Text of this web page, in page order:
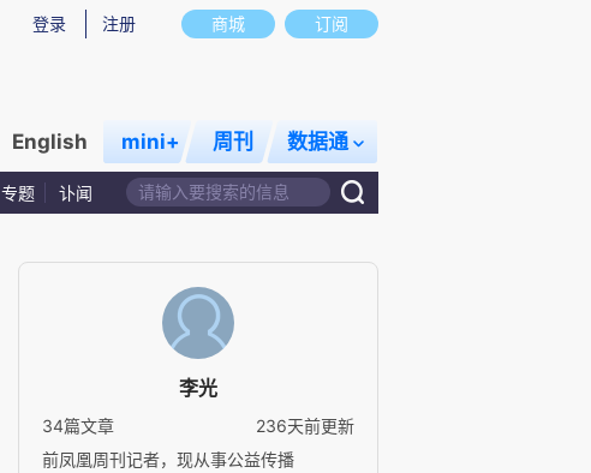
商城 订阅
登录 注册
English mini+ 周刊 数据通
专题 讣闻
李光
34篇文章
236天前更新
前凤凰周刊记者，现从事公益传播